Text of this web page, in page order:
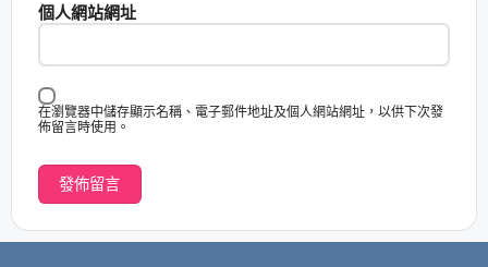
個人網站網址
在瀏覽器中儲存顯示名稱、電子郵件地址及個人網站網址，以供下次發
佈留言時使用。